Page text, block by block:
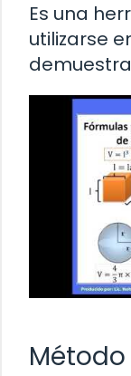
Es una
utilizarse